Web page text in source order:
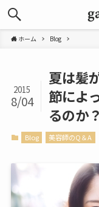
ホーム Blog
夏は髪
節によ
るのか
2015
8/04
Blog 美容師のQ＆A